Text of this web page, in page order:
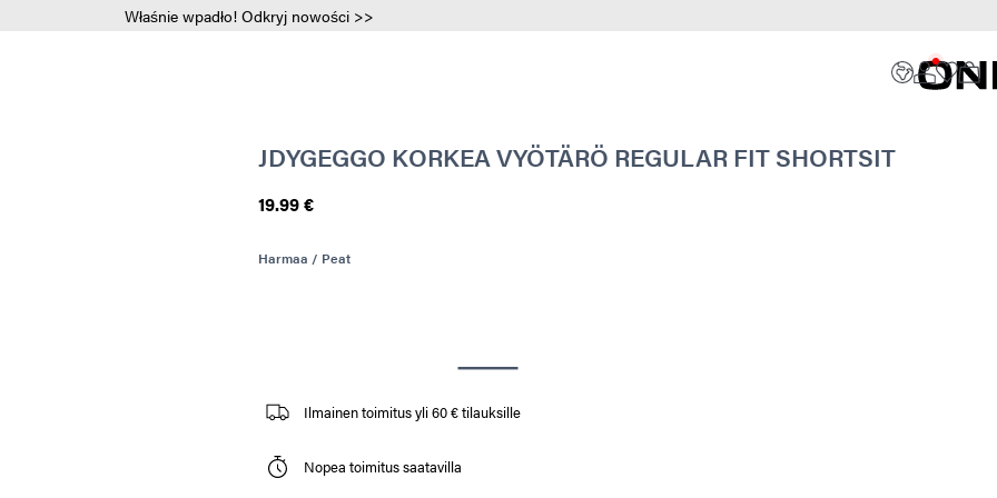
Właśnie wpadło! Odkryj nowości >>
JDYGEGGO KORKEA VYÖTÄRÖ REGULAR FIT SHORTSIT
19.99 €
Harmaa / Peat
Ilmainen toimitus yli 60 € tilauksille
Nopea toimitus saatavilla